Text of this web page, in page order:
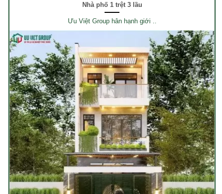
Nhà phố 1 trệt 3 lầu
Ưu Việt Group hân hạnh giới ..